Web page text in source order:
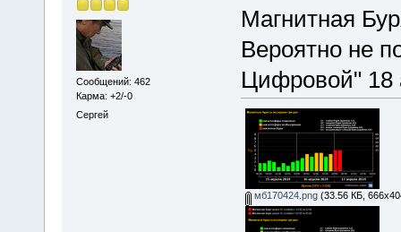
Сообщений: 462
Карма: +2/-0
Сергей
Магнитная
Вероятно не
Цифровой" 18
мб170424.png(33.56 КБ,